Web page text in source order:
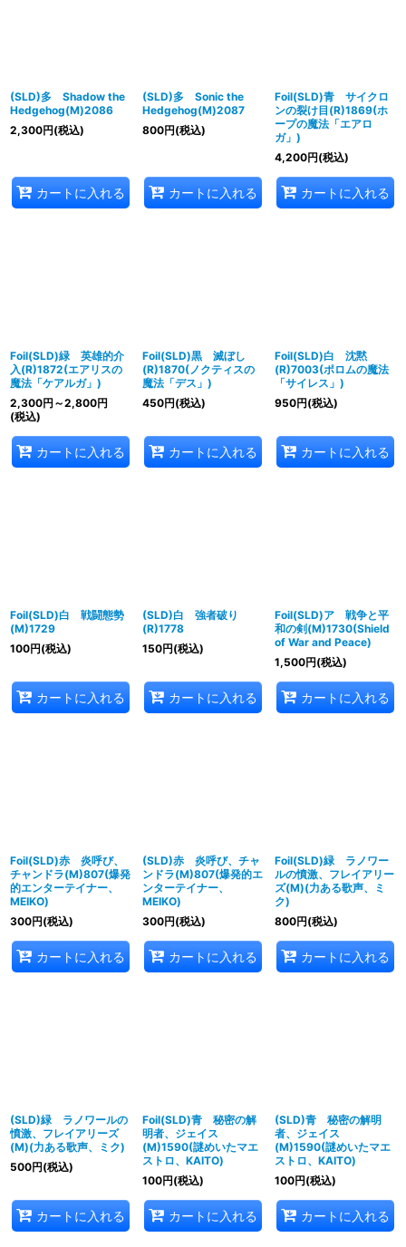
(SLD)多 Shadow the
Hedgehog(M)2086
2,300円(税込)
カートに入れる
(SLD)多 Sonic the
Hedgehog(M)2087
800円(税込)
カートに入れる
Foil(SLD)青 サイクロ
ンの裂け目(R)1869(ホ
ープの魔法「エアロ
ガ」)
4,200円(税込)
カートに入れる
Foil(SLD)緑 英雄的介
入(R)1872(エアリスの
魔法「ケアルガ」)
2,300円 ～2,800円
(税込)
カートに入れる
Foil(SLD)黒 滅ぼし
(R)1870(ノクティスの
魔法「デス」)
450円(税込)
カートに入れる
Foil(SLD)白 沈黙
(R)7003(ポロムの魔法
「サイレス」)
950円(税込)
カートに入れる
Foil(SLD)白 戦闘態勢
(M)1729
100円(税込)
カートに入れる
(SLD)白 強者破り
(R)1778
150円(税込)
カートに入れる
Foil(SLD)ア 戦争と平
和の剣(M)1730(Shield
of War and Peace)
1,500円(税込)
カートに入れる
Foil(SLD)赤 炎呼び、
チャンドラ(M)807(爆発
的エンターテイナー、
MEIKO)
300円(税込)
カートに入れる
(SLD)赤 炎呼び、チャ
ンドラ(M)807(爆発的エ
ンターテイナー、
MEIKO)
300円(税込)
カートに入れる
Foil(SLD)緑 ラノワー
ルの憤激、フレイアリー
ズ(M)(力ある歌声、ミ
ク)
800円(税込)
カートに入れる
(SLD)緑 ラノワールの
憤激、フレイアリーズ
(M)(力ある歌声、ミク)
500円(税込)
カートに入れる
Foil(SLD)青 秘密の解
明者、ジェイス
(M)1590(謎めいたマエ
ストロ、KAITO)
100円(税込)
カートに入れる
(SLD)青 秘密の解明
者、ジェイス
(M)1590(謎めいたマエ
ストロ、KAITO)
100円(税込)
カートに入れる